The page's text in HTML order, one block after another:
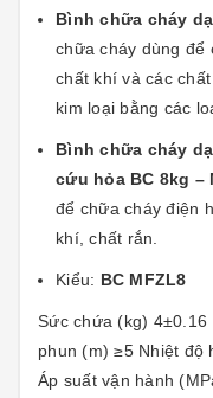
Bình chữa cháy
chữa cháy dùng để
chất khí và các
kim loại bằng các
Bình chữa cháy
cứu hỏa BC 8kg –
để chữa cháy điện
khí, chất rắn.
Kiểu: BC MFZL8
Sức chứa (kg) 4±0.16
phun (m) ≥5 Nhiệt độ
Áp suất vận hành